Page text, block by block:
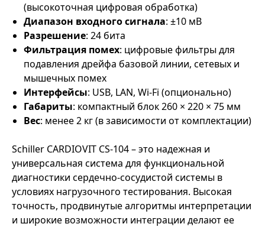
(высокоточная цифровая обработка)
Диапазон входного сигнала: ±10 мВ
Разрешение: 24 бита
Фильтрация помех: цифровые фильтры для
подавления дрейфа базовой линии, сетевых и
мышечных помех
Интерфейсы: USB, LAN, Wi-Fi (опционально)
Габариты: компактный блок 260 × 220 × 75 мм
Вес: менее 2 кг (в зависимости от комплектации)
Schiller CARDIOVIT CS-104 – это надежная и
универсальная система для функциональной
диагностики сердечно-сосудистой системы в
условиях нагрузочного тестирования. Высокая
точность, продвинутые алгоритмы интерпретации
и широкие возможности интеграции делают ее